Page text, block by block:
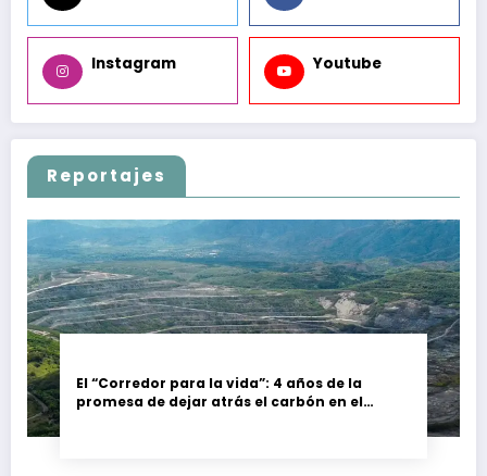
Instagram Youtube
Reportajes
El “Corredor para la vida”: 4 años de la
promesa de dejar atrás el carbón en el